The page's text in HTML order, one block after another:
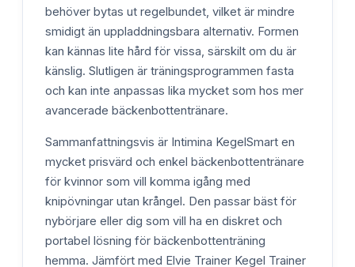
behöver bytas ut regelbundet, vilket är mindre
smidigt än uppladdningsbara alternativ. Formen
kan kännas lite hård för vissa, särskilt om du är
känslig. Slutligen är träningsprogrammen fasta
och kan inte anpassas lika mycket som hos mer
avancerade bäckenbottentränare.
Sammanfattningsvis är Intimina KegelSmart en
mycket prisvärd och enkel bäckenbottentränare
för kvinnor som vill komma igång med
knipövningar utan krångel. Den passar bäst för
nybörjare eller dig som vill ha en diskret och
portabel lösning för bäckenbottenträning
hemma. Jämfört med Elvie Trainer Kegel Trainer